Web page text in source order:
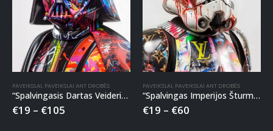
PAVEIKSLAI, PAVEIKSLAI ANT DROBĖS
“Spalvingasis Dartas Veideris” paveikslas ant drobės
€19 – €105
PAVEIKSLAI, PAVEIKSLAI ANT DROBĖS
“Spalvingas Imperijos Šturmuotojas” paveikslas ant drobės
€19 – €60